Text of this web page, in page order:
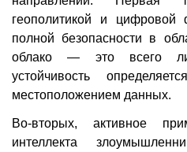
геополитикой и цифровой
полной безопасности в
облако — это всего
устойчивость
местоположением данных.
Во-вторых, активное
интеллекта